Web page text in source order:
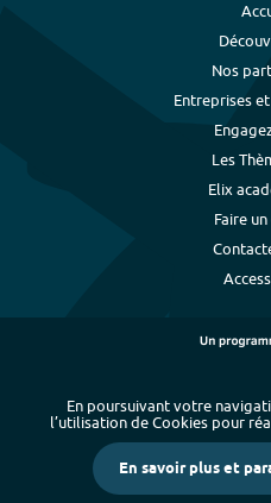
Nos
Entreprises
Les
Elix
Faire
Plan du site -
Mentions légales et données
En poursuivant votre
l’utilisation de Cookies pour
En savoir plus et